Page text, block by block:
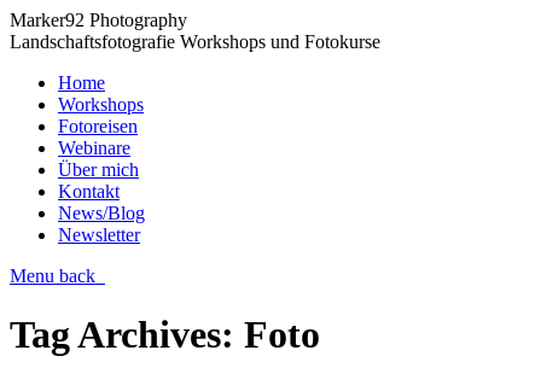
Marker92 Photography
Landschaftsfotografie Workshops und Fotokurse
Home
Workshops
Fotoreisen
Webinare
Über mich
Kontakt
News/Blog
Newsletter
Menu back
Tag Archives: Foto